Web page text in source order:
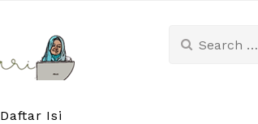
for:
Daftar Isi